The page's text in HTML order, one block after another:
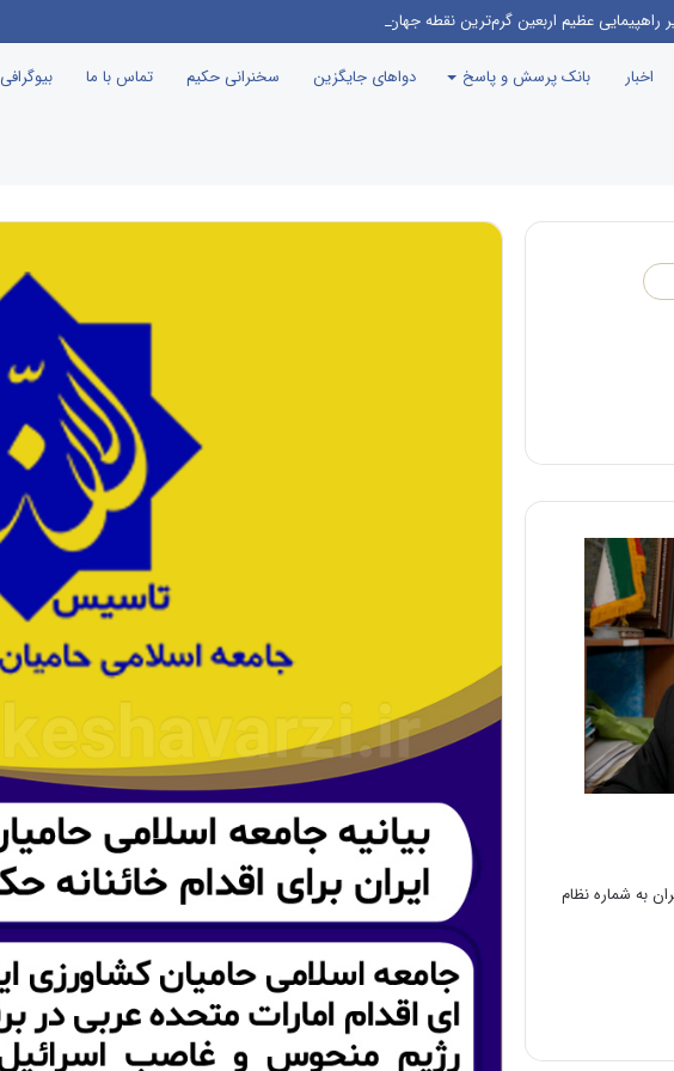
راهپیمایی عظیم اربعین گرم‌ترین نقطه جهان معرفی می‌شود!
اخبار بانک پرسش و پاسخ دواهای جایگزین سخنرانی حکیم تماس با ما
به شماره نظام